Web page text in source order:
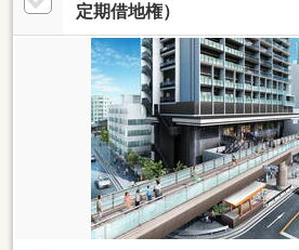
定期借地権）